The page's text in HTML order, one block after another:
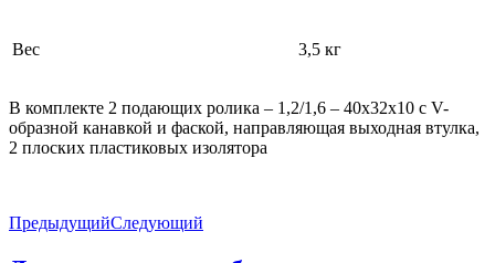
Вес 3,5 кг
В комплекте 2 подающих ролика – 1,2/1,6 – 40х32х10 с V-
образной канавкой и фаской, направляющая выходная втулка,
2 плоских пластиковых изолятора
ПредыдущийСледующий